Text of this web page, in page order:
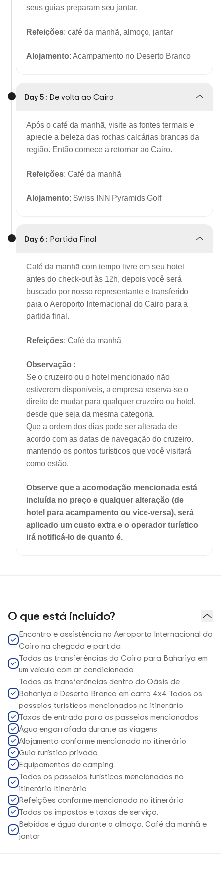
seus guias preparam seu jantar.
Refeições: café da manhã, almoço, jantar
Alojamento: Acampamento no Deserto Branco
Day 5 : De volta ao Cairo
Após o café da manhã, visite as fontes termais e
aprecie a beleza das rochas calcárias brancas da
região. Então comece a retornar ao Cairo.
Refeições: Café da manhã
Alojamento: Swiss INN Pyramids Golf
Day 6 : Partida Final
Café da manhã com tempo livre em seu hotel
antes do check-out às 12h, depois você será
buscado por nosso representante e transferido
para o Aeroporto Internacional do Cairo para a
partida final.
Refeições: Café da manhã
Observação :
Se o cruzeiro ou o hotel mencionado não
estiverem disponíveis, a empresa reserva-se o
direito de mudar para qualquer cruzeiro ou hotel,
desde que seja da mesma categoria.
Que a ordem dos dias pode ser alterada de
acordo com as datas de navegação do cruzeiro,
mantendo os pontos turísticos que você visitará
como estão.
Observe que a acomodação mencionada está
incluída no preço e qualquer alteração (de
hotel para acampamento ou vice-versa), será
aplicado um custo extra e o operador turístico
irá notificá-lo de quanto é.
O que está incluído?
Encontro e assistência no Aeroporto Internacional do
Cairo na chegada e partida
Todas as transferências do Cairo para Bahariya em
um veículo com ar condicionado
Todas as transferências dentro do Oásis de
Bahariya e Deserto Branco em carro 4x4 Todos os
passeios turísticos mencionados no itinerário
Taxas de entrada para os passeios mencionados
Água engarrafada durante as viagens
Alojamento conforme mencionado no itinerário
Guia turístico privado
Equipamentos de camping
Todos os passeios turísticos mencionados no
itinerário Itinerário
Refeições conforme mencionado no itinerário
Todos os impostos e taxas de serviço.
Bebidas e água durante o almoço. Café da manhã e
jantar